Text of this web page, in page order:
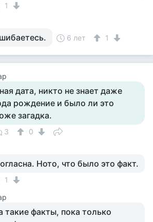
1
6 лет 1
дата, никто не знает даже
рождение и было ли это
загадка.
3 0
Ното, что было это факт.
1
такие факты, пока только